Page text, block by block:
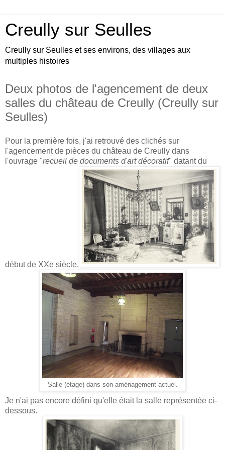
Creully sur Seulles
Creully sur Seulles et ses environs, des villages aux
multiples histoires
Deux photos de l'agencement de deux
salles du château de Creully (Creully sur
Seulles)
Pour la première fois, j'ai retrouvé des clichés sur
l'agencement de pièces du château de Creully dans
l'ouvrage "recueil de documents d'art décoratif" datant du
début de XXe siècle.
Salle (étage) dans son aménagement actuel.
Je n'ai pas encore défini qu'elle était la salle représentée ci-
dessous.